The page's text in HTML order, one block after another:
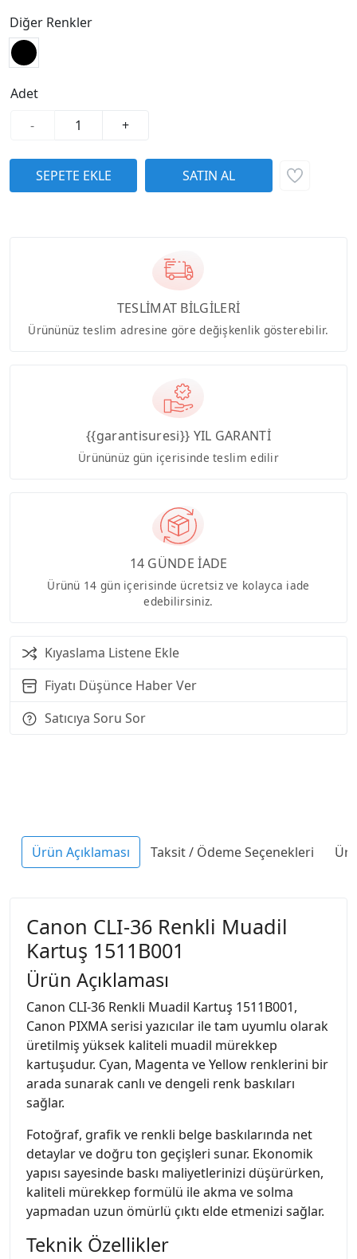
Diğer Renkler
Adet
-
+
TESLİMAT BİLGİLERİ
Ürününüz teslim adresine göre değişkenlik gösterebilir.
{{garantisuresi}} YIL GARANTİ
Ürününüz gün içerisinde teslim edilir
14 GÜNDE İADE
Ürünü 14 gün içerisinde ücretsiz ve kolayca iade
edebilirsiniz.
Kıyaslama Listene Ekle
Fiyatı Düşünce Haber Ver
Satıcıya Soru Sor
Ürün Açıklaması Taksit / Ödeme Seçenekleri
Canon CLI-36 Renkli Muadil
Kartuş 1511B001
Ürün Açıklaması
Canon CLI-36 Renkli Muadil Kartuş 1511B001,
Canon PIXMA serisi yazıcılar ile tam uyumlu olarak
üretilmiş yüksek kaliteli muadil mürekkep
kartuşudur. Cyan, Magenta ve Yellow renklerini bir
arada sunarak canlı ve dengeli renk baskıları
sağlar.
Fotoğraf, grafik ve renkli belge baskılarında net
detaylar ve doğru ton geçişleri sunar. Ekonomik
yapısı sayesinde baskı maliyetlerinizi düşürürken,
kaliteli mürekkep formülü ile akma ve solma
yapmadan uzun ömürlü çıktı elde etmenizi sağlar.
Teknik Özellikler